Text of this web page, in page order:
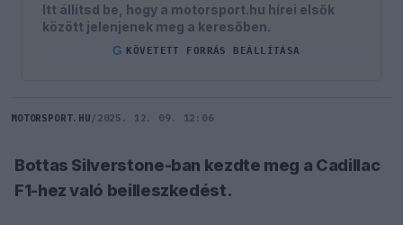
Itt állítsd be, hogy a motorsport.hu hírei elsők
között jelenjenek meg a keresőben.
G KÖVETETT FORRÁS BEÁLLÍTÁSA
MOTORSPORT.HU / 2025. 12. 09. 12:06
Bottas Silverstone-ban kezdte meg a Cadillac
F1-hez való beilleszkedést.